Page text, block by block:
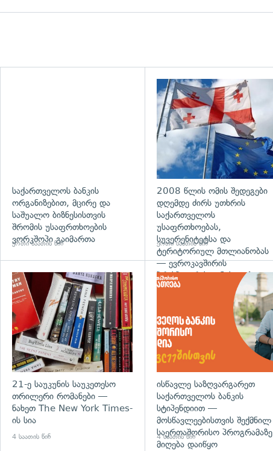
საქართველოს ბანკის
ორგანიზებით, მცირე და
საშუალო ბიზნესისთვის
შრომის უსაფრთხოების
ვორკშოპი გაიმართა
ერთი საათის წინ
2008 წლის ომის შედეგები
დღემდე ძირს უთხრის
საქართველოს
უსაფრთხოებას,
სუვერენიტეტსა და
ტერიტორიულ მთლიანობას
— ევროკავშირის
პრესპიკერის განცხადება
ერთი საათის წინ
გადახედვა
21-ე საუკუნის საუკეთესო
თრილერი რომანები —
ნახეთ The New York Times-
ის სია
4 საათის წინ
ისწავლე საზღვარგარეთ
საქართველოს ბანკის
სტიპენდიით —
მოსწავლეებისთვის შექმნილ
საერთაშორისო პროგრამაზე
მიღება დაიწყო
4 საათის წინ